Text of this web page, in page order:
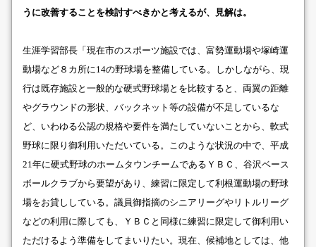
うに改善することを検討すべきかと考えるが、見解は。
生涯学習部長「現在市のスポーツ施設では、富勢運動場や塚崎運
動場など８カ所に14の野球場を整備している。しかしながら、現
行は既存施設と一般的な硬式野球場とを比較すると、両翼の距離
やグラウンドの形状、バックネット等の設備が不足しているな
ど、いわゆる公認の規格や要件を満たしていないことから、軟式
野球に限り御利用いただいている。このような状況の中で、平成
21年に硬式野球のホームタウンチームであるＹＢＣ、谷沢ベース
ボールクラブから要望があり、練習に限定して利根運動場の野球
場をお貸ししている。議員御指摘のシニアリーグやリトルリーグ
などの利用に際しても、ＹＢＣと同様に練習に限定して御利用い
ただけるよう準備をしてまいりたい。現在、候補地としては、他